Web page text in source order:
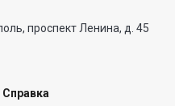
проспект Ленина, д. 45
Справка